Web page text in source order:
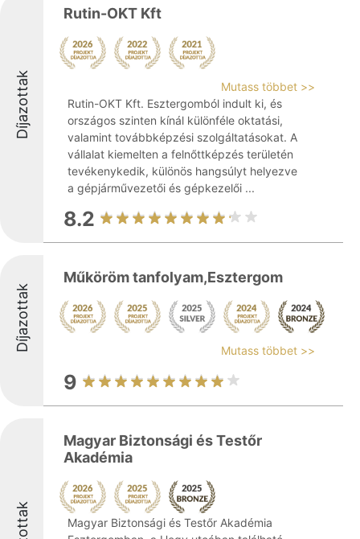
Díjazottak
Rutin-OKT Kft
Mutass többet >>
Rutin-OKT Kft. Esztergomból indult ki, és
országos szinten kínál különféle oktatási,
valamint továbbképzési szolgáltatásokat. A
vállalat kiemelten a felnőttképzés területén
tevékenykedik, különös hangsúlyt helyezve
a gépjárművezetői és gépkezelői ...
8.2
Díjazottak
Műköröm tanfolyam,Esztergom
Mutass többet >>
9
Magyar Biztonsági és Testőr
Akadémia
Magyar Biztonsági és Testőr Akadémia